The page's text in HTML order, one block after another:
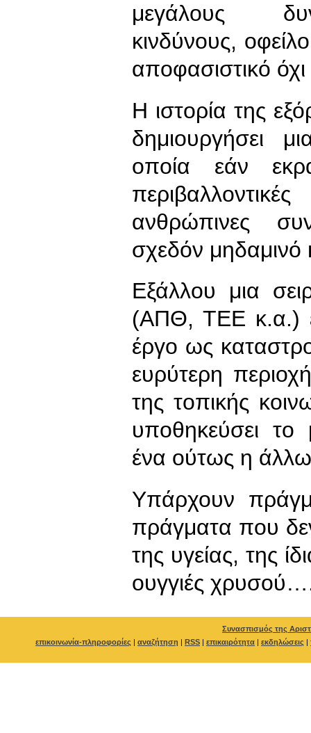
μεγάλους
κινδύνους,
αποφασιστικό
Η ιστορία της
δημιουργήσει
οποία εάν
ανθρώπινες
σχεδόν μηδαμινό
Εξάλλου μια
(ΑΠΘ, ΤΕΕ κ.α.)
έργο ως
ευρύτερη
της τοπικής
υποθηκεύσει
ένα ούτως η
Υπάρχουν
πράγματα που
της υγείας, της
ουγγιές
Συνασπισμός της
επικοινωνία-πληροφορίες | αναζήτηση | RSS | επικαιρότητα | εκδηλώσεις |